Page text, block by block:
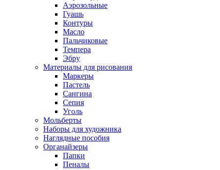
Аэрозольные
Гуашь
Контуры
Масло
Пальчиковые
Темпера
Эбру
Материалы для рисования
Маркеры
Пастель
Сангина
Сепия
Уголь
Мольберты
Наборы для художника
Наглядные пособия
Органайзеры
Папки
Пеналы